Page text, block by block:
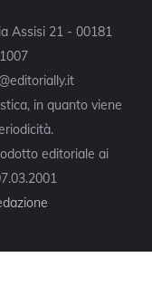
Assisi 21 - 00181
in quanto viene
editoriale ai